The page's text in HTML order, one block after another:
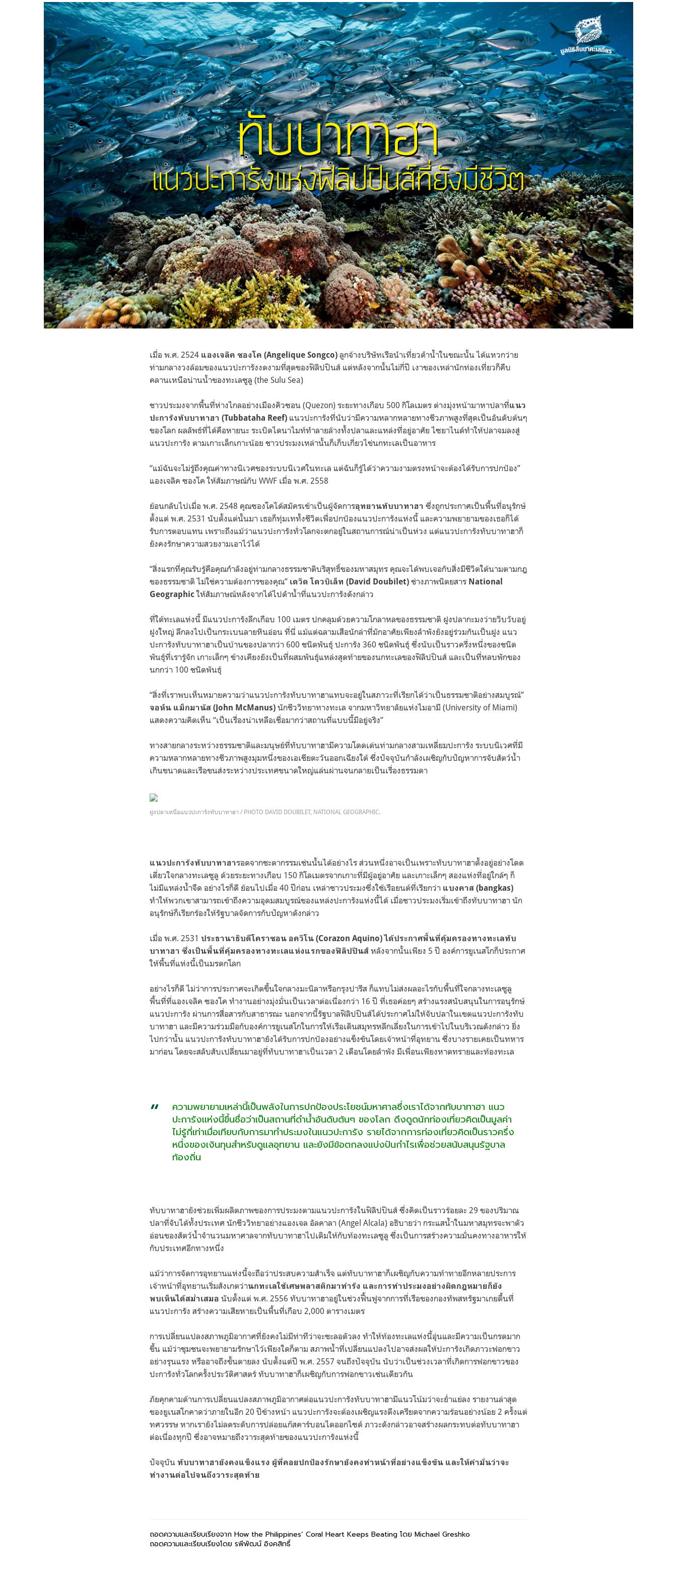
เมื่อ พ.ศ. 2524 แองเจลิค ซองโค (Angelique Songco) ลูกจ้างบริษัทเรือนำเที่ยวดำน้ำในขณะนั้น ได้แหวกว่าย
ท่ามกลางวงล้อมของแนวปะการังงดงามที่สุดของฟิลิปปินส์ แต่หลังจากนั้นไม่กี่ปี เงาของเหล่านักท่องเที่ยวก็คืบ
คลานเหนือน่านน้ำของทะเลซูลู (the Sulu Sea)
ชาวประมงจากพื้นที่ห่างไกลอย่างเมืองคิวซอน (Quezon) ระยะทางเกือบ 500 กิโลเมตร ต่างมุ่งหน้ามาหาปลาที่แนว
ปะการังทับบาทาฮา (Tubbataha Reef) แนวปะการังที่นับว่ามีความหลากหลายทางชีวภาพสูงที่สุดเป็นอันดับต้นๆ
ของโลก ผลลัพธ์ที่ได้คือหายนะ ระเบิดไดนาไมท์ทำลายล้างทั้งปลาและแหล่งที่อยู่อาศัย ไซยาไนด์ทำให้ปลาจมลงสู่
แนวปะการัง ตามเกาะเล็กเกาะน้อย ชาวประมงเหล่านั้นก็เก็บเกี่ยวไข่นกทะเลเป็นอาหาร
“แม้ฉันจะไม่รู้ถึงคุณค่าทางนิเวศของระบบนิเวศในทะเล แต่ฉันก็รู้ได้ว่าความงามตรงหน้าจะต้องได้รับการปกป้อง”
แองเจลิค ซองโค ให้สัมภาษณ์กับ WWF เมื่อ พ.ศ. 2558
ย้อนกลับไปเมื่อ พ.ศ. 2548 คุณซองโคได้สมัครเข้าเป็นผู้จัดการอุทยานทับบาทาฮา ซึ่งถูกประกาศเป็นพื้นที่อนุรักษ์
ตั้งแต่ พ.ศ. 2531 นับตั้งแต่นั้นมา เธอก็ทุ่มเททั้งชีวิตเพื่อปกป้องแนวปะการังแห่งนี้ และความพยายามของเธอก็ได้
รับการตอบแทน เพราะถึงแม้ว่าแนวปะการังทั่วโลกจะตกอยู่ในสถานการณ์น่าเป็นห่วง แต่แนวปะการังทับบาทาฮาก็
ยังคงรักษาความสวยงามเอาไว้ได้
“สิ่งแรกที่คุณรับรู้คือคุณกำลังอยู่ท่ามกลางธรรมชาติบริสุทธิ์ของมหาสมุทร คุณจะได้พบเจอกับสิ่งมีชีวิตใต้นามตามกฎ
ของธรรมชาติ ไม่ใช่ความต้องการของคุณ” เดวิด โดวบิเล็ท (David Doubilet) ช่างภาพนิตยสาร National
Geographicให้สัมภาษณ์หลังจากได้ไปดำน้ำที่แนวปะการังดังกล่าว
ที่ใต้ทะเลแห่งนี้ มีแนวปะการังลึกเกือบ 100 เมตร ปกคลุมด้วยความโกลาหลของธรรมชาติ ฝูงปลากะมงว่ายวิบวับอยู่
ฝูงใหญ่ ลึกลงไปเป็นกระเบนลายหินอ่อน ที่นี่ แม้แต่ฉลามเสือนักล่าที่มักอาศัยเพียงลำพังยังอยู่ร่วมกันเป็นฝูง แนว
ปะการังทับบาทาฮาเป็นบ้านของปลากว่า 600 ชนิดพันธุ์ ปะการัง 360 ชนิดพันธุ์ ซึ่งนับเป็นราวครึ่งหนึ่งของชนิด
พันธุ์ที่เรารู้จัก เกาะเล็กๆ ข้างเคียงยังเป็นที่ผสมพันธุ์แหล่งสุดท้ายของนกทะเลของฟิลิปปินส์ และเป็นที่หลบพักของ
นกกว่า 100 ชนิดพันธุ์
“สิ่งที่เราพบเห็นหมายความว่าแนวปะการังทับบาทาฮาแทบจะอยู่ในสภาวะที่เรียกได้ว่าเป็นธรรมชาติอย่างสมบูรณ์”
จอห์น แม็กมานัส (John McManus) นักชีววิทยาทางทะเล จากมหาวิทยาลัยแห่งไมอามี (University of Miami)
แสดงความคิดเห็น “เป็นเรื่องน่าเหลือเชื่อมากว่าสถานที่แบบนี้มีอยู่จริง”
ทางสายกลางระหว่างธรรมชาติและมนุษย์ที่ทับบาทาฮามีความโดดเด่นท่ามกลางสามเหลี่ยมปะการัง ระบบนิเวศที่มี
ความหลากหลายทางชีวภาพสูงมุมหนึ่งของเอเชียตะวันออกเฉียงใต้ ซึ่งปัจจุบันกำลังเผชิญกับปัญหาการจับสัตว์น้ำ
เกินขนาดและเรือขนส่งระหว่างประเทศขนาดใหญ่แล่นผ่านจนกลายเป็นเรื่องธรรมดา
ฝูงปลาเหนือแนวปะการังทับบาทาฮา / PHOTO DAVID DOUBILET, NATIONAL GEOGRAPHIC.
แนวปะการังทับบาทาฮารอดจากชะตากรรมเช่นนั้นได้อย่างไร ส่วนหนึ่งอาจเป็นเพราะทับบาทาฮาตั้งอยู่อย่างโดด
เดี่ยวใจกลางทะเลซูลู ด้วยระยะทางเกือบ 150 กิโลเมตรจากเกาะที่มีผู้อยู่อาศัย และเกาะเล็กๆ สองแห่งที่อยู่ใกล้ๆ ก็
ไม่มีแหล่งน้ำจืด อย่างไรก็ดี ย้อนไปเมื่อ 40 ปีก่อน เหล่าชาวประมงซึ่งใช้เรือยนต์ที่เรียกว่า แบงคาส (bangkas)
ทำให้พวกเขาสามารถเข้าถึงความอุดมสมบูรณ์ของแหล่งปะการังแห่งนี้ได้ เมื่อชาวประมงเริ่มเข้าถึงทับบาทาฮา นัก
อนุรักษ์ก็เรียกร้องให้รัฐบาลจัดการกับปัญหาดังกล่าว
เมื่อ พ.ศ. 2531 ประธานาธิบดีโคราซอน อควิโน (Corazon Aquino) ได้ประกาศพื้นที่คุ้มครองทางทะเลทับ
บาทาฮา ซึ่งเป็นพื้นที่คุ้มครองทางทะเลแห่งแรกของฟิลิปปินส์ หลังจากนั้นเพียง 5 ปี องค์การยูเนสโกก็ประกาศ
ให้พื้นที่แห่งนี้เป็นมรดกโลก
อย่างไรก็ดี ไม่ว่าการประกาศจะเกิดขึ้นใจกลางมะนิลาหรือกรุงปารีส ก็แทบไม่ส่งผลอะไรกับพื้นที่ใจกลางทะเลซูลู
พื้นที่ที่แองเจลิค ซองโค ทำงานอย่างมุ่งมั่นเป็นเวลาต่อเนื่องกว่า 16 ปี ที่เธอค่อยๆ สร้างแรงสนับสนุนในการอนุรักษ์
แนวปะการัง ผ่านการสื่อสารกับสาธารณะ นอกจากนี้รัฐบาลฟิลิปปินส์ได้ประกาศไม่ให้จับปลาในเขตแนวปะการังทับ
บาทาฮา และมีความร่วมมือกับองค์การยูเนสโกในการให้เรือเดินสมุทรหลีกเลี่ยงในการเข้าไปในบริเวณดังกล่าว ยิ่ง
ไปกว่านั้น แนวปะการังทับบาทาฮายังได้รับการปกป้องอย่างแข็งขันโดยเจ้าหน้าที่อุทยาน ซึ่งบางรายเคยเป็นทหาร
มาก่อน โดยจะสลับสับเปลี่ยนมาอยู่ที่ทับบาทาฮาเป็นเวลา 2 เดือนโดยลำพัง มีเพื่อนเพียงหาดทรายและท้องทะเล
ความพยายามเหล่านี้เป็นพลังในการปกป้องประโยชน์มหาศาลซึ่งเราได้จากทับบาทาฮา แนว
ปะการังแห่งนี้ขึ้นชื่อว่าเป็นสถานที่ดำน้ำอันดับต้นๆ ของโลก ดึงดูดนักท่องเที่ยวคิดเป็นมูลค่า
ไม่รู้กี่เท่าเมื่อเทียบกับการมาทำประมงในแนวปะการัง รายได้จากการท่องเที่ยวคิดเป็นราวครึ่ง
หนึ่งของเงินทุนสำหรับดูแลอุทยาน และยังมีข้อตกลงแบ่งปันกำไรเพื่อช่วยสนับสนุนรัฐบาล
ท้องถิ่น
ทับบาทาฮายังช่วยเพิ่มผลิตภาพของการประมงตามแนวปะการังในฟิลิปปินส์ ซึ่งคิดเป็นราวร้อยละ 29 ของปริมาณ
ปลาที่จับได้ทั้งประเทศ นักชีววิทยาอย่างแองเจล อัลคาลา (Angel Alcala) อธิบายว่า กระแสน้ำในมหาสมุทรจะพาตัว
อ่อนของสัตว์น้ำจำนวนมหาศาลจากทับบาทาฮาไปเติมให้กับท้องทะเลซูลู ซึ่งเป็นการสร้างความมั่นคงทางอาหารให้
กับประเทศอีกทางหนึ่ง
แม้ว่าการจัดการอุทยานแห่งนี้จะถือว่าประสบความสำเร็จ แต่ทับบาทาฮาก็เผชิญกับความท้าทายอีกหลายประการ
เจ้าหน้าที่อุทยานเริ่มสังเกตว่านกทะเลใช้เศษพลาสติกมาทำรัง และการทำประมงอย่างผิดกฎหมายก็ยัง
พบเห็นได้สม่ำเสมอ นับตั้งแต่ พ.ศ. 2556 ทับบาทาฮาอยู่ในช่วงฟื้นฟูจากการที่เรือของกองทัพสหรัฐมาเกยตื้นที่
แนวปะการัง สร้างความเสียหายเป็นพื้นที่เกือบ 2,000 ตารางเมตร
การเปลี่ยนแปลงสภาพภูมิอากาศที่ยังคงไม่มีท่าทีว่าจะชะลอตัวลง ทำให้ท้องทะเลแห่งนี้อุ่นและมีความเป็นกรดมาก
ขึ้น แม้ว่าชุมชนจะพยายามรักษาไว้เพียงใดก็ตาม สภาพน้ำที่เปลี่ยนแปลงไปอาจส่งผลให้ปะการังเกิดภาวะฟอกขาว
อย่างรุนแรง หรืออาจถึงขั้นตายลง นับตั้งแต่ปี พ.ศ. 2557 จนถึงปัจจุบัน นับว่าเป็นช่วงเวลาที่เกิดการฟอกขาวของ
ปะการังทั่วโลกครั้งประวัติศาสตร์ ทับบาทาฮาก็เผชิญกับการฟอกขาวเช่นเดียวกัน
ภัยคุกคามด้านการเปลี่ยนแปลงสภาพภูมิอากาศต่อแนวปะการังทับบาทาฮามีแนวโน้มว่าจะย่ำแย่ลง รายงานล่าสุด
ของยูเนสโกคาดว่าภายในอีก 20 ปีข้างหน้า แนวปะการังจะต้องเผชิญแรงตึงเครียดจากความร้อนอย่างน้อย 2 ครั้งแต่
ทศวรรษ หากเรายังไม่ลดระดับการปล่อยแก๊สคาร์บอนไดออกไซด์ ภาวะดังกล่าวอาจสร้างผลกระทบต่อทับบาทาฮา
ต่อเนื่องทุกปี ซึ่งอาจหมายถึงวาระสุดท้ายของแนวปะการังแห่งนี้
ปัจจุบัน ทับบาทาฮายังคงแข็งแรง ผู้ที่คอยปกป้องรักษายังคงทำหน้าที่อย่างแข็งขัน และให้คำมั่นว่าจะ
ทำงานต่อไปจนถึงวาระสุดท้าย
ถอดความและเรียบเรียงจาก How the Philippines’ Coral Heart Keeps Beating โดย Michael Greshko
ถอดความและเรียบเรียงโดย รพีพัฒน์ อิงคสิทธิ์